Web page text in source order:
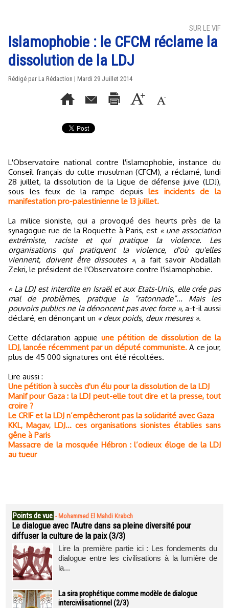
SUR LE VIF
Islamophobie : le CFCM réclame la
dissolution de la LDJ
Rédigé par La Rédaction | Mardi 29 Juillet 2014
L'Observatoire national contre l'islamophobie, instance du
Conseil français du culte musulman (CFCM), a réclamé, lundi
28 juillet, la dissolution de la Ligue de défense juive (LDJ),
sous les feux de la rampe depuisles incidents de la
manifestation pro-palestinienne le 13 juillet.
La milice sioniste, qui a provoqué des heurts près de la
synagogue rue de la Roquette à Paris, est « une association
extrémiste, raciste et qui pratique la violence. Les
organisations qui pratiquent la violence, d'où qu'elles
viennent, doivent être dissoutes », a fait savoir Abdallah
Zekri, le président de l'Observatoire contre l'islamophobie.
« La LDJ est interdite en Israël et aux Etats-Unis, elle crée pas
mal de problèmes, pratique la “ratonnade”... Mais les
pouvoirs publics ne la dénoncent pas avec force », a-t-il aussi
déclaré, en dénonçant un « deux poids, deux mesures ».
Cette déclaration appuie une pétition de dissolution de la
LDJ, lancée récemment par un député communiste. A ce jour,
plus de 45 000 signatures ont été récoltées.
Lire aussi :
Une pétition à succès d'un élu pour la dissolution de la LDJ
Manif pour Gaza : la LDJ peut-elle tout dire et la presse, tout
croire ?
Le CRIF et la LDJ n’empêcheront pas la solidarité avec Gaza
KKL, Magav, LDJ... ces organisations sionistes établies sans
gêne à Paris
Massacre de la mosquée Hébron : l’odieux éloge de la LDJ
au tueur
Points de vue - Mohammed El Mahdi Krabch
Le dialogue avec l’Autre dans sa pleine diversité pour
diffuser la culture de la paix (3/3)
Lire la première partie ici : Les fondements du
dialogue entre les civilisations à la lumière de
la...
La sira prophétique comme modèle de dialogue
intercivilisationnel (2/3)